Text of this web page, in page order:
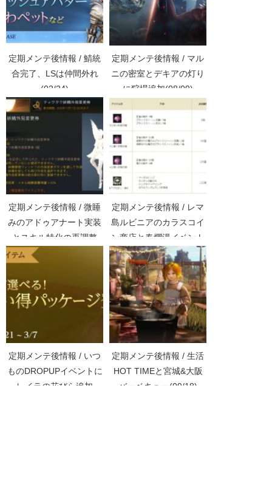
定期メンテ後情報 / 鯖統
合完了、LSは仲間外れ
(02/24)
定期メンテ後情報 / マル
ニの密室とデキアの灯り
に狩場追加(08/09)
定期メンテ後情報 / 微睡
みのアドゥアナート実装
とスキル特化の再調整
定期メンテ後情報 / レマ
島ルビニアのカラスコイ
ン商店と春爛漫イベント
(03/18)
定期メンテ後情報 / いつ
ものDROPUPイベントに
レイラの花びら追加
定期メンテ後情報 / 生活
HOT TIMEと宮城&大阪
バーベキュー(09/18)